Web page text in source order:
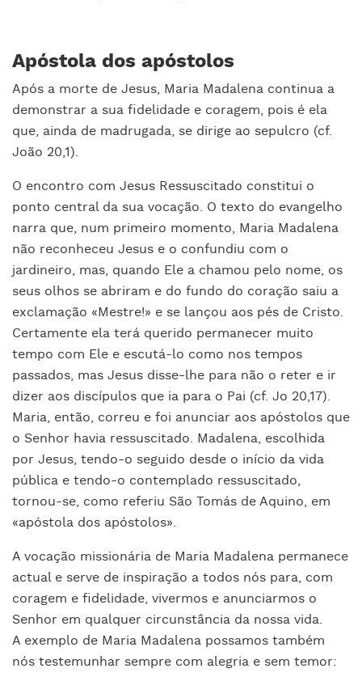
Apóstola dos apóstolos
Após a morte de Jesus, Maria Madalena continua a
demonstrar a sua fidelidade e coragem, pois é ela
que, ainda de madrugada, se dirige ao sepulcro (cf.
João 20,1).
O encontro com Jesus Ressuscitado constitui o
ponto central da sua vocação. O texto do evangelho
narra que, num primeiro momento, Maria Madalena
não reconheceu Jesus e o confundiu com o
jardineiro, mas, quando Ele a chamou pelo nome, os
seus olhos se abriram e do fundo do coração saiu a
exclamação «Mestre!» e se lançou aos pés de Cristo.
Certamente ela terá querido permanecer muito
tempo com Ele e escutá-lo como nos tempos
passados, mas Jesus disse-lhe para não o reter e ir
dizer aos discípulos que ia para o Pai (cf. Jo 20,17).
Maria, então, correu e foi anunciar aos apóstolos que
o Senhor havia ressuscitado. Madalena, escolhida
por Jesus, tendo-o seguido desde o início da vida
pública e tendo-o contemplado ressuscitado,
tornou-se, como referiu São Tomás de Aquino, em
«apóstola dos apóstolos».
A vocação missionária de Maria Madalena permanece
actual e serve de inspiração a todos nós para, com
coragem e fidelidade, vivermos e anunciarmos o
Senhor em qualquer circunstância da nossa vida.
A exemplo de Maria Madalena possamos também
nós testemunhar sempre com alegria e sem temor: